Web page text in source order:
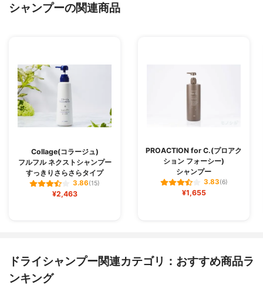
シャンプーの関連商品
Collage(コラージュ)
フルフル ネクストシャンプー
すっきりさらさらタイプ
3.86(15)
¥2,463
PROACTION for C.(プロアク
ション フォーシー)
シャンプー
3.83(6)
¥1,655
ドライシャンプー関連カテゴリ：おすすめ商品ラ
ンキング